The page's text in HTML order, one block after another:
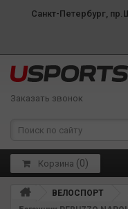
Санкт-Петербург,
Заказать звонок
Корзина (0)
ВЕЛОСПОРТ